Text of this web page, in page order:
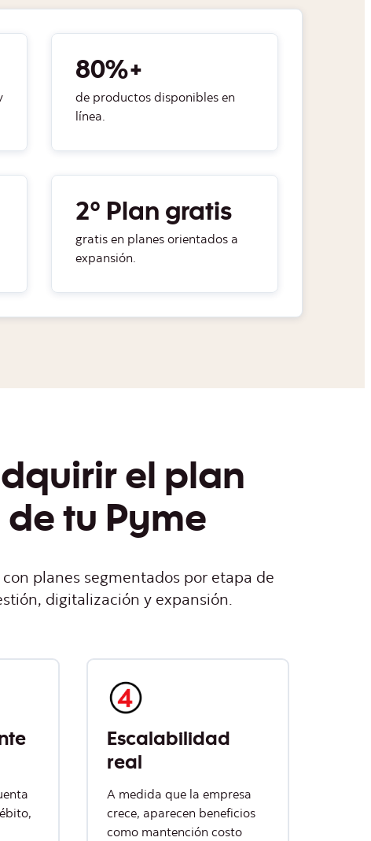
80%+
de productos disponibles en
línea.
2° Plan gratis
gratis en planes orientados a
expansión.
el plan
tu Pyme
planes segmentados por etapa de
digitalización y expansión.
Escalabilidad
real
A medida que la empresa
crece, aparecen beneficios
como mantención costo